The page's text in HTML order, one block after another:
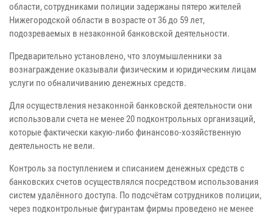
области, сотрудниками полиции задержаны пятеро жителей
Нижегородской области в возрасте от 36 до 59 лет,
подозреваемых в незаконной банковской деятельности.
Предварительно установлено, что злоумышленники за
вознаграждение оказывали физическим и юридическим лицам
услуги по обналичиванию денежных средств.
Для осуществления незаконной банковской деятельности они
использовали счета не менее 20 подконтрольных организаций,
которые фактически какую-либо финансово-хозяйственную
деятельность не вели.
Контроль за поступлением и списанием денежных средств с
банковских счетов осуществлялся посредством использования
систем удалённого доступа. По подсчётам сотрудников полиции,
через подконтрольные фигурантам фирмы проведено не менее